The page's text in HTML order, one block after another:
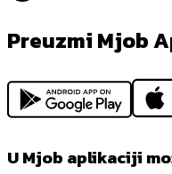
Preuzmi Mjob
U Mjob aplikaciji